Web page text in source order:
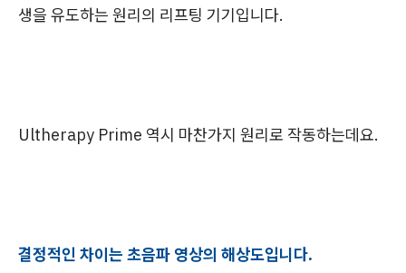
생을 유도하는 원리의 리프팅 기기입니다.
Ultherapy Prime 역시 마찬가지 원리로 작동하는데요.
결정적인 차이는 초음파 영상의 해상도입니다.